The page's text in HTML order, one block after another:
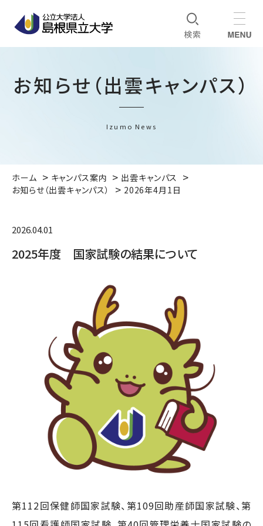
お知らせ（出雲キャンパス）
Izumo News
ホーム キャンパス案内
出雲キャンパス
お知らせ（出雲キャンパス）
2026年4月1日
2026.04.01
2025年度 国家試験の結果について
第112回保健師国家試験、第109回助産師国家試験、第